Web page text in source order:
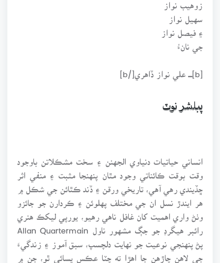
زوهيب نواز
سهيل نواز
۽ فيصل نواز
جي نانءُ
[b]ــــ علي نواز ڏاهري[/b]
پبلشر نوٽ
انساني حياتيات دنياوي الجهنن ۽ سخت مشڪلاتن باوجود
وقت بوقت ڪائناتي وجود مٿان پنهنجا مثبت ۽ منفي اثر
ڇڏيندي رهي آهي، تاريخي ورقن ۽ ڏند ڪٿائن جي شڪل ۾
هر ايندڙ نسل ان جي مختلف پهلوئن ۽ ڪردارن جو جائزو
وٺڻ واري اهميت کان غافل ناهي رهيو، يورپي ليکڪ هنري
پڻ پنهنجي نوعيت جو نهايت دلچسپ، سبق آموز ۽ زندگيءَ
جي لاهن چاڙهن جا اهڙا ته چٽا عڪس پسائي ٿو، جن ۾